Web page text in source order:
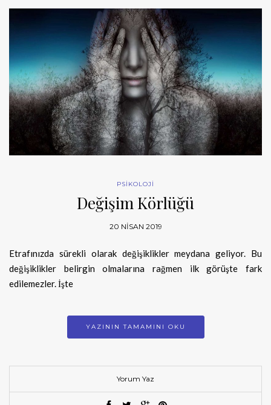
PSİKOLOJİ
Değişim Körlüğü
20 NISAN 2019
Etrafınızda sürekli olarak değişiklikler meydana geliyor. Bu
değişiklikler belirgin olmalarına rağmen ilk görüşte fark
edilemezler. İşte
YAZININ TAMAMINI OKU
Yorum Yaz